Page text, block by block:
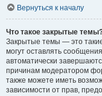
Вернуться к началу
Что такое закрытые
Закрытые темы — это
могут оставлять
автоматически
причинам модератором
также можете иметь
зависимости от прав,